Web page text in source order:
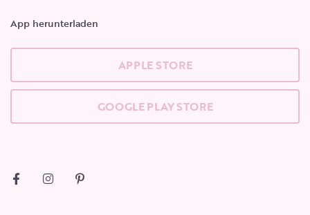
App herunterladen
APPLE STORE
GOOGLE PLAY STORE